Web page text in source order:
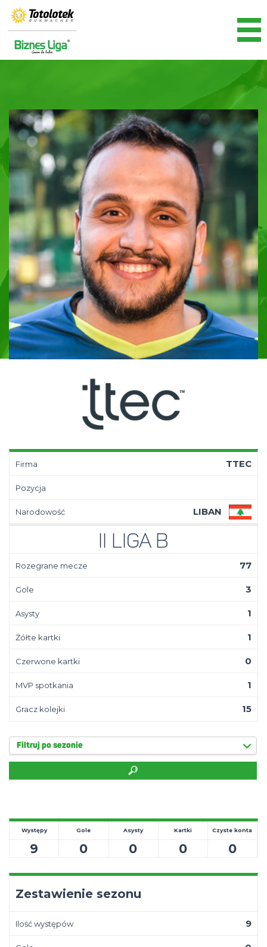
Firma TTEC
Pozycja
Narodowość LIBAN
II Liga B
Rozegrane mecze 77
Gole 3
Asysty 1
Żółte kartki 1
Czerwone kartki 0
MVP spotkania 1
Gracz kolejki 15
Filtruj po sezonie
Występy
9
Gole
0
Asysty
0
Kartki
0
Czyste konta
0
Zestawienie sezonu
Ilość występów 9